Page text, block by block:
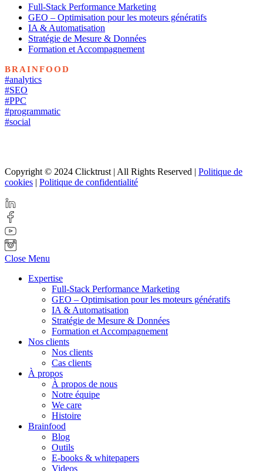
Full-Stack Performance Marketing
GEO – Optimisation pour les moteurs génératifs
IA & Automatisation
Stratégie de Mesure & Données
Formation et Accompagnement
BRAINFOOD
#analytics
#SEO
#PPC
#programmatic
#social
Copyright © 2024 Clicktrust | All Rights Reserved | Politique de
cookies | Politique de confidentialité
Close Menu
Expertise
Full-Stack Performance Marketing
GEO – Optimisation pour les moteurs génératifs
IA & Automatisation
Stratégie de Mesure & Données
Formation et Accompagnement
Nos clients
Nos clients
Cas clients
À propos
À propos de nous
Notre équipe
We care
Histoire
Brainfood
Blog
Outils
E-books & whitepapers
Videos